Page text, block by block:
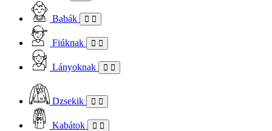
Babák
Fiúknak
Lányoknak
Dzsekik
Kabátok